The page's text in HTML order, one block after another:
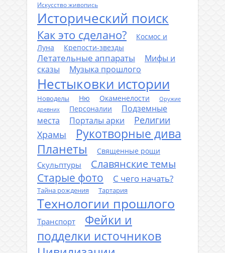
Искусство живопись
Исторический поиск
Как это сделано?
Космос и
Луна
Крепости-звезды
Летательные аппараты
Мифы и
сказы
Музыка прошлого
Нестыковки истории
Новоделы Ню Окаменелости
Оружие
древних
Персоналии
Подземные
места
Порталы арки
Религии
Храмы
Рукотворные дива
Планеты
Священные рощи
Скульптуры Славянские темы
Старые фото С чего начать?
Тайна рождения Тартария
Технологии прошлого
Транспорт
Фейки и
подделки источников